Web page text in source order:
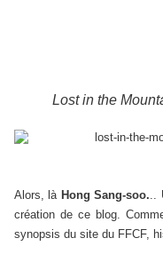
Lost in the
Alors, là Hong Sang-soo...
création de ce blog.
synopsis du site du FFCF,